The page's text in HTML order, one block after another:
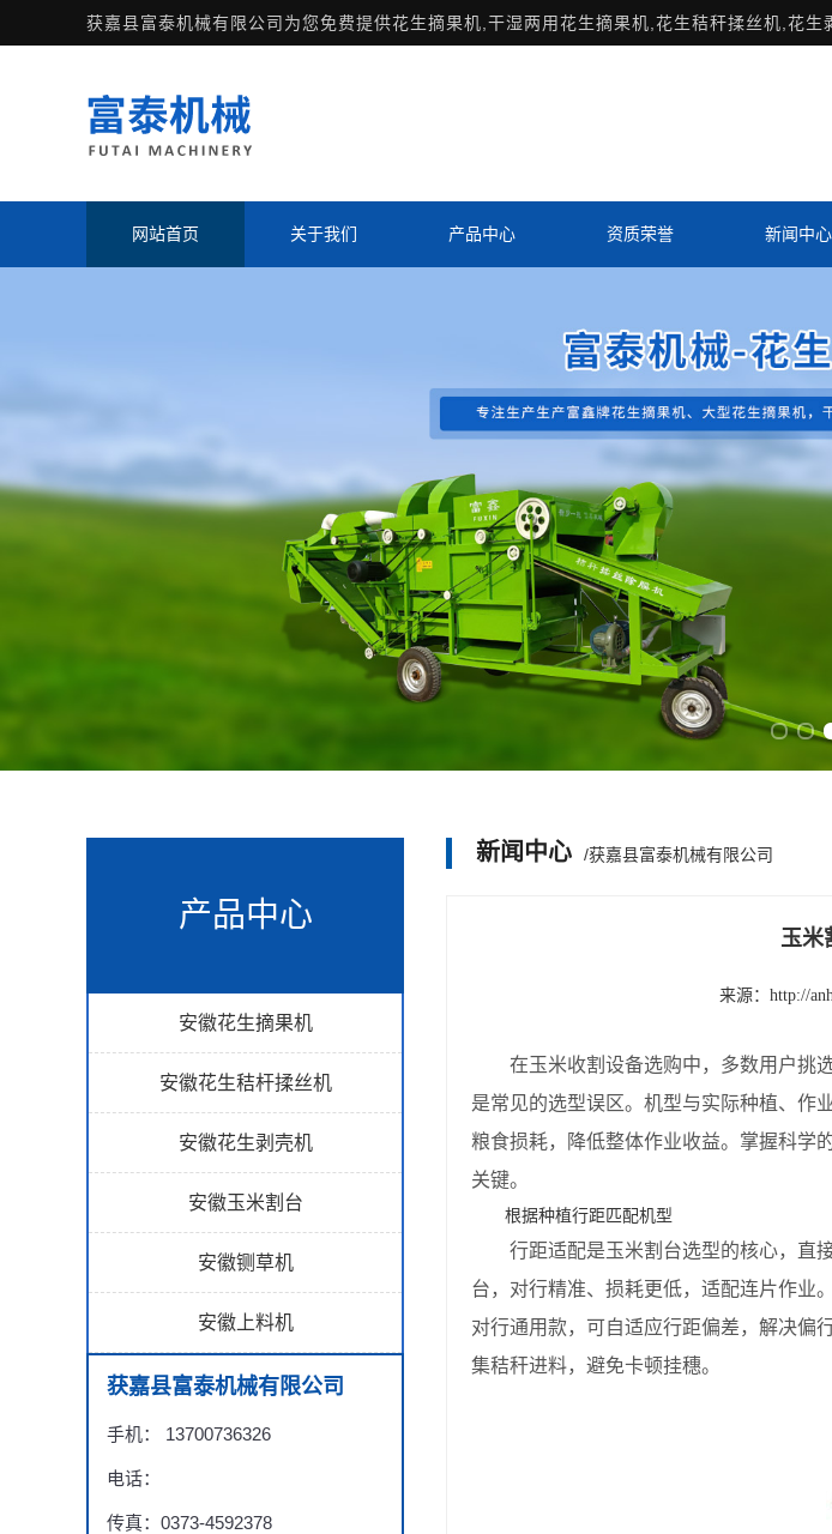
获嘉县富泰机械有限公司为您免费提供花生摘果机 ,干湿两用花生摘果机,花生秸秆揉丝机,花生
网站首页 关于我们 产品中心 资质荣誉 新闻中心
产品中心
安徽花生摘果机
安徽花生秸杆揉丝机
安徽花生剥壳机
安徽玉米割台
安徽铡草机
安徽上料机
获嘉县富泰机械有限公司
手机： 13700736326
电话：
传真：0373-4592378
新闻中心 /获嘉县富泰机械有限公司
玉米
来源： http://
在玉米收割设备选购中，多数用户挑
是常见的选型误区。机型与实际种植、作
粮食损耗，降低整体作业收益。掌握科学
关键。
根据种植行距匹配机型
行距适配是玉米割台选型的核心，直接
台，对行精准、损耗更低，适配连片作业
对行通用款，可自适应行距偏差，解决偏
集秸秆进料，避免卡顿挂穗。